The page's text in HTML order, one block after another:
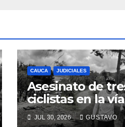
CAUCA JUDICIALES
Asesinato de
ciclistas en la vía
Totoró – Silvia,
JUL 30, 2026 GUSTAVO